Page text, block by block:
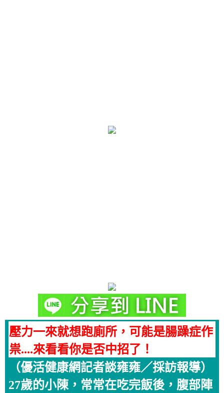
壓力一來就想跑廁所，可能是腸躁症作
祟....來看看你是否中招了！
（優活健康網記者談雍雍／採訪報導）
27歲的小陳，常常在吃完飯後，腹部陣